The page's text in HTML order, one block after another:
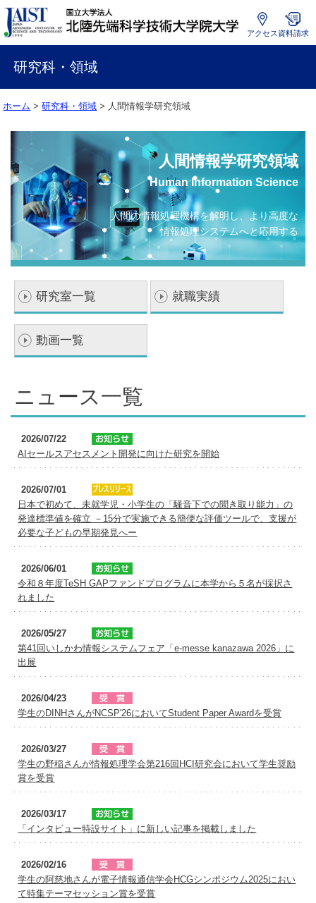
国
学
法
先
端
術
大
アクセス 資料請求
研究科・領域
ホーム >研究科・領域 > 人間情報学研究領域
人間情報学研究領域
Human Information Science
人間の情報処理機構を解明し、より高度な
情報処理システムへと応用する
研究室一覧 就職実績
動画一覧
ニュース一覧
2026/07/22
AIセールスアセスメント開発に向けた研究を開始
2026/07/01
日本で初めて、未就学児・小学生の「騒音下での聞き取り能力」の
発達標準値を確立 －15分で実施できる簡便な評価ツールで、支援が
必要な子どもの早期発見へー
2026/06/01
令和８年度TeSH GAPファンドプログラムに本学から５名が採択さ
れました
2026/05/27
第41回いしかわ情報システムフェア「e-messe kanazawa 2026」に
出展
2026/04/23
学生のDINHさんがNCSP'26においてStudent Paper Awardを受賞
2026/03/27
学生の野稲さんが情報処理学会第216回HCI研究会において学生奨励
賞を受賞
2026/03/17
「インタビュー特設サイト」に新しい記事を掲載しました
2026/02/16
学生の阿慈地さんが電子情報通信学会HCGシンポジウム2025におい
て特集テーマセッション賞を受賞